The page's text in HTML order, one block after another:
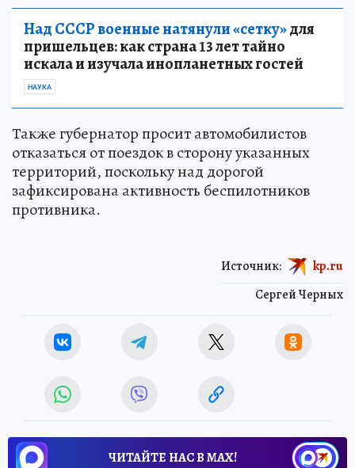
Над СССР военные натянули «сетку»для
пришельцев: как страна 13 лет тайно
искала и изучала инопланетных гостей
НАУКА
Также губернатор просит автомобилистов
отказаться от поездок в сторону указанных
территорий, поскольку над дорогой
зафиксирована активность беспилотников
противника.
Сергей Черных
Источник: kp.ru
ЧИТАЙТЕ НАС В МАХ!